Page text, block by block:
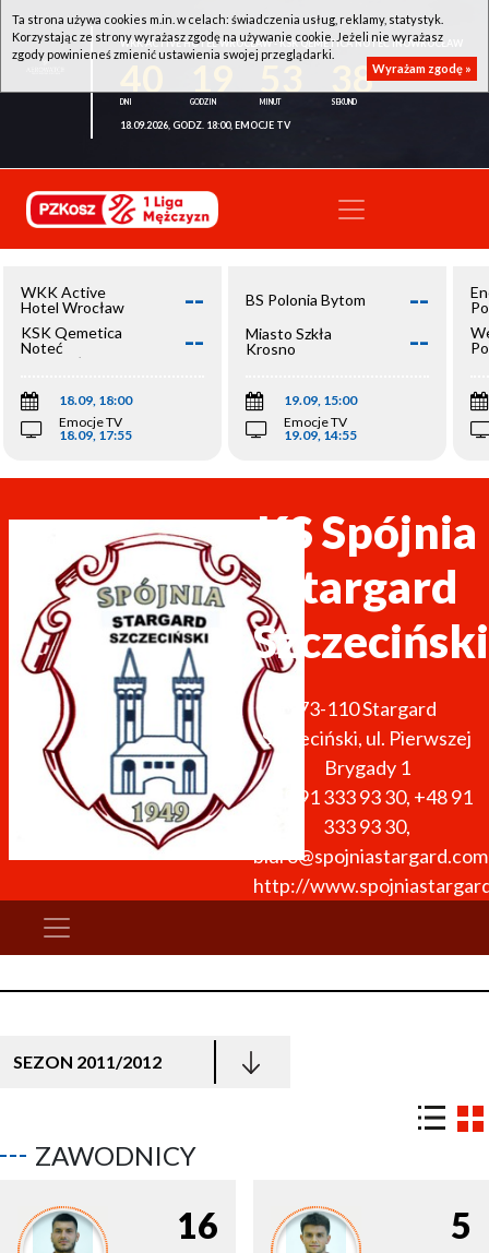
WKK ACTIVE HOTEL WROCŁAW - KSK QEMETICA NOTEĆ INOWROCŁAW
37
18.09.2026, GODZ. 18:00, EMOCJE TV
WKK Active
Hotel Wrocław
--
KSK Qemetica
Noteć
Inowrocław
--
18.09, 18:00
Emocje TV
18.09, 17:55
BS Polonia Bytom --
Miasto Szkła
Krosno
--
19.09, 15:00
Emocje TV
19.09, 14:55
KS Spójnia
Stargard
Szczeciński
73-110Stargard
Szczeciński, ul. Pierwszej
Brygady 1
+48 91 333 93 30, +48 91
333 93 30,
biuro@spojniastargard.com
http://
SEZON 2011/2012
ZAWODNICY
16 5
Ta strona używa cookies m.in. w celach: świadczenia usług, reklamy, statystyk.
Korzystając ze strony wyrażasz zgodę na używanie cookie. Jeżeli nie wyrażasz
zgody powinieneś zmienić ustawienia swojej przeglądarki.
Wyrażam zgodę »